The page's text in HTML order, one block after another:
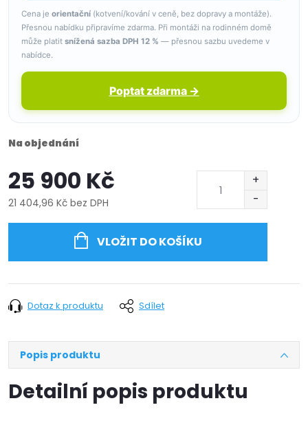
Cena je orientační (kotvení/kování v ceně, bez dopravy a montáže).
Přesnou nabídku připravíme zdarma. Při montáži na rodinném domě
může platit snížená sazba DPH 12 % — přesnou sazbu uvedeme v
nabídce.
Poptat zdarma →
Na objednání
25 900 Kč
21 404,96 Kč bez DPH
VLOŽIT DO KOŠÍKU
Dotaz k produktu Sdílet
Popis produktu
Detailní popis produktu